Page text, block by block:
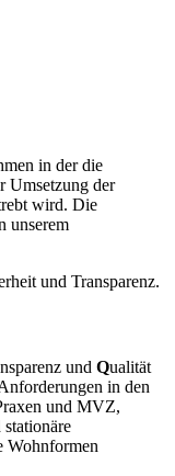
in der die
Umsetzung der
wird. Die
unserem
und Transparenz.
und Qualität
in den
und MVZ,
Wohnformen